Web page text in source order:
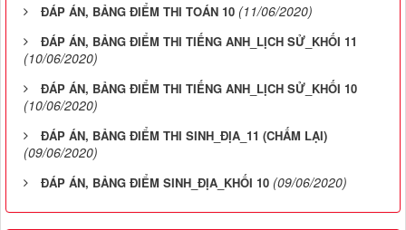
ĐÁP ÁN, BẢNG ĐIỂM THI TOÁN 10 (11/06/2020)
ĐÁP ÁN, BẢNG ĐIỂM THI TIẾNG ANH_LỊCH SỬ_KHỐI 11
(10/06/2020)
ĐÁP ÁN, BẢNG ĐIỂM THI TIẾNG ANH_LỊCH SỬ_KHỐI 10
(10/06/2020)
ĐÁP ÁN, BẢNG ĐIỂM THI SINH_ĐỊA_11 (CHẤM LẠI)
(09/06/2020)
ĐÁP ÁN, BẢNG ĐIỂM SINH_ĐỊA_KHỐI 10 (09/06/2020)